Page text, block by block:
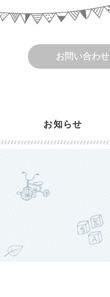
お問い合わせ
お知らせ